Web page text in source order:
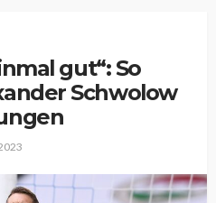
gut“: So
Schwolow